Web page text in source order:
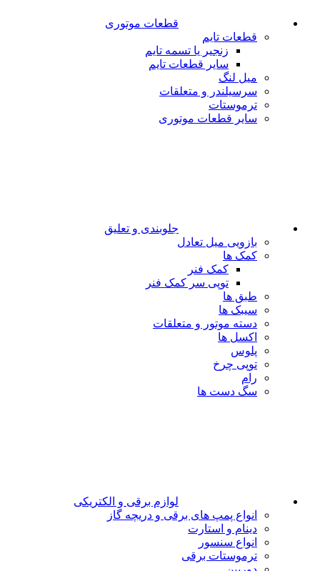
قطعات موتوری
قطعات تایم
زنجیر یا تسمه تایم
سایر قطعات تایم
میل لنگ
سرسیلندر و متعلقات
ترموستات
سایر قطعات موتوری
جلوبندی و تعلیق
بازویی میل تعادل
کمک ها
کمک فنر
توپی سر کمک فنر
طبق ها
سیبک ها
دسته موتور و متعلقات
اکسل ها
پلوس
توپی چرخ
رام
سگ دست ها
لوازم برقی و الکتریکی
انواع پمپ های برقی و دریچه گاز
دینام و استارت
انواع سنسور
ترموستات برقی